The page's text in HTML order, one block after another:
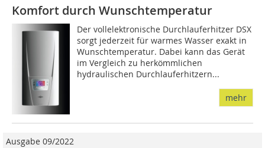
Komfort durch Wunschtemperatur
Der vollelektronische Durchlauferhitzer DSX
sorgt jederzeit für warmes Wasser exakt in
Wunschtemperatur. Dabei kann das Gerät
im Vergleich zu herkömmlichen
hydraulischen Durchlauferhitzern...
mehr
Ausgabe 09/2022